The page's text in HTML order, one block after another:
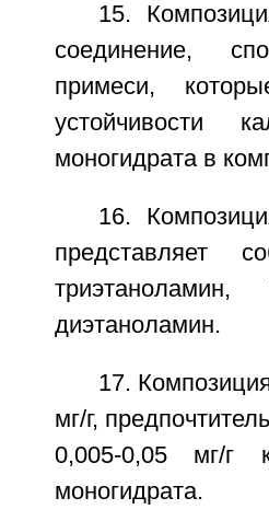
15.
соединение,
примеси,
устойчивости
моногидрата в
16.
представляет
диэтаноламин.
17.
мг/г,
0,005-0,05 мг/г
моногидрата.